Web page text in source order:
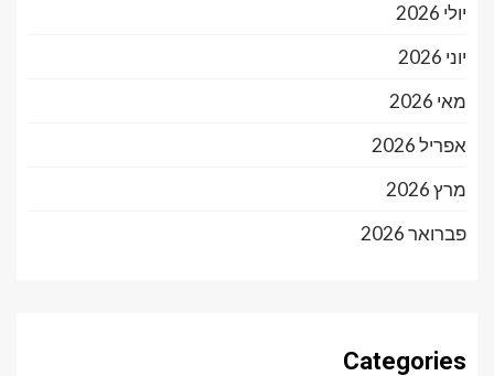
יולי 2026
יוני 2026
מאי 2026
אפריל 2026
מרץ 2026
פברואר 2026
Categories